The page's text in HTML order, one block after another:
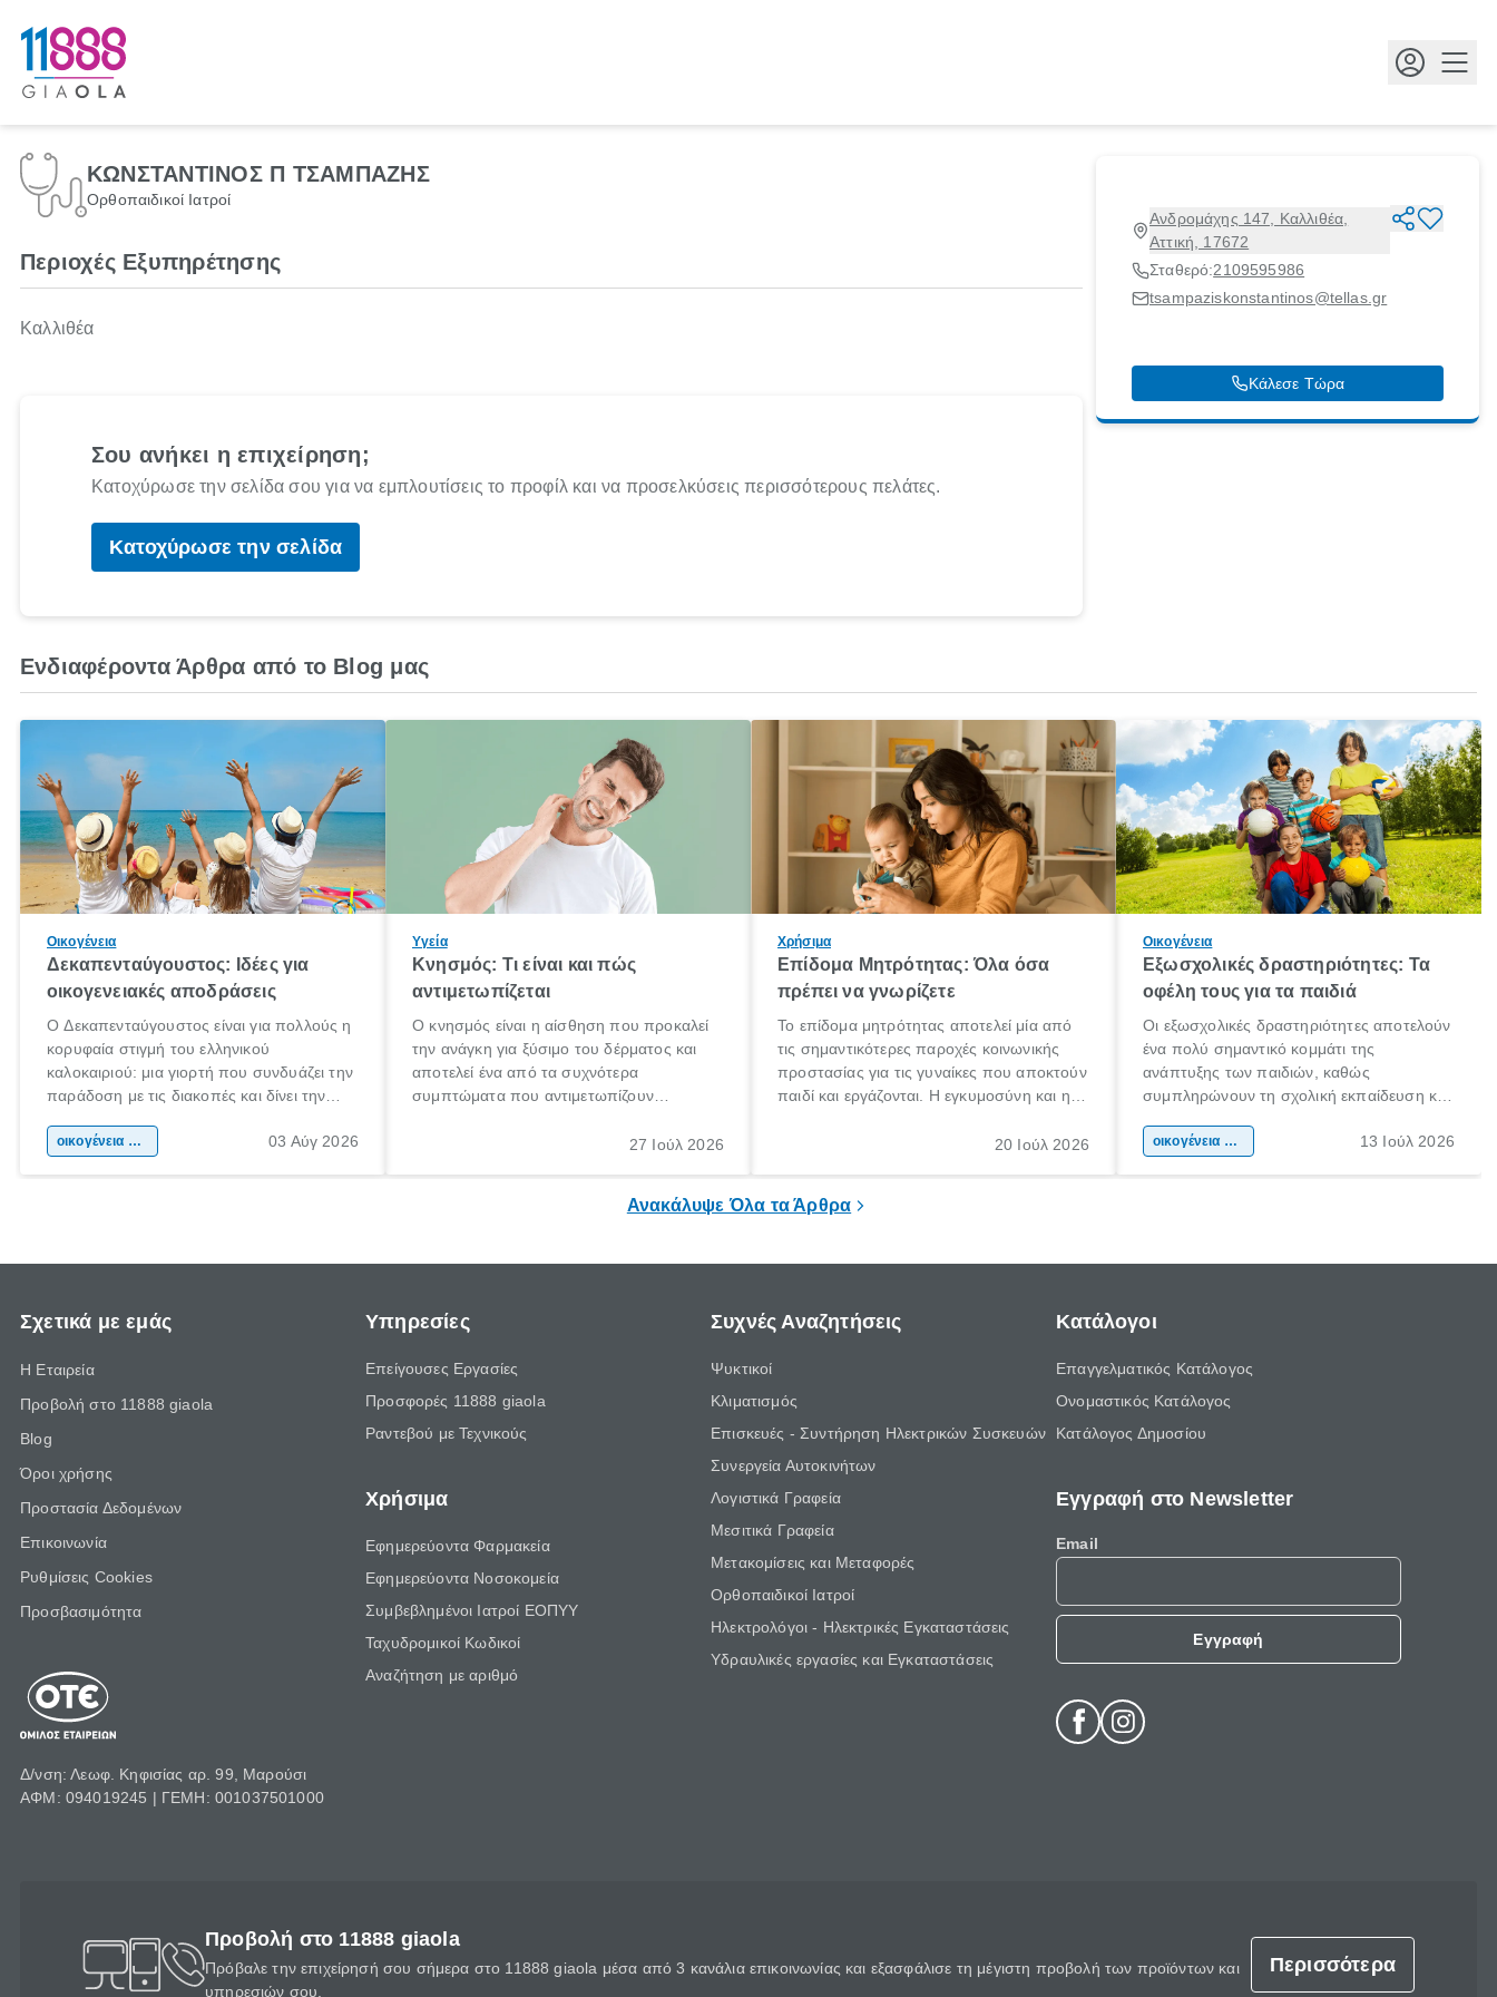
ΚΩΝΣΤΑΝΤΙΝΟΣ Π ΤΣΑΜΠΑΖΗΣ
Ορθοπαιδικοί Ιατροί
Ανδρομάχης 147, Καλλιθέα,
Αττική, 17672
Σταθερό:2109595986
tsampaziskonstantinos@tellas.gr
Κάλεσε Τώρα
Περιοχές Εξυπηρέτησης
Καλλιθέα
Σου ανήκει η επιχείρηση;
Κατοχύρωσε την σελίδα σου για να εμπλουτίσεις το προφίλ και να προσελκύσεις περισσότερους πελάτες.
Κατοχύρωσε την σελίδα
Ενδιαφέροντα Άρθρα από το Blog μας
Οικογένεια
Δεκαπενταύγουστος: Ιδέες για
οικογενειακές αποδράσεις
Ο Δεκαπενταύγουστος είναι για πολλούς η
κορυφαία στιγμή του ελληνικού
καλοκαιριού: μια γιορτή που συνδυάζει την
παράδοση με τις διακοπές και δίνει την
χώρας. Είτε πρόκειται για λίγες μέρες
οικογένεια & παιδί 03 Αύγ 2026
Υγεία
Κνησμός: Τι είναι και πώς
αντιμετωπίζεται
Ο κνησμός είναι η αίσθηση που προκαλεί
την ανάγκη για ξύσιμο του δέρματος και
αποτελεί ένα από τα συχνότερα
συμπτώματα που αντιμετωπίζουν
πληροφορίες για το «κνησμός τι είναι»,
27 Ιούλ 2026
Χρήσιμα
Επίδομα Μητρότητας: Όλα όσα
πρέπει να γνωρίζετε
Το επίδομα μητρότητας αποτελεί μία από
τις σημαντικότερες παροχές κοινωνικής
προστασίας για τις γυναίκες που αποκτούν
παιδί και εργάζονται. Η εγκυμοσύνη και η
σημαντική περίοδος στη ζωή κάθε20 Ιούλ 2026
Οικογένεια
Εξωσχολικές δραστηριότητες: Τα
οφέλη τους για τα παιδιά
Οι εξωσχολικές δραστηριότητες αποτελούν
ένα πολύ σημαντικό κομμάτι της
ανάπτυξης των παιδιών, καθώς
συμπληρώνουν τη σχολική εκπαίδευση και
της προσωπικότητας, της κοινωνικότητας
οικογένεια & παιδί 13 Ιούλ 2026
Ανακάλυψε Όλα τα Άρθρα
Σχετικά με εμάς
Η Εταιρεία
Προβολή στο 11888 giaola
Blog
Όροι χρήσης
Προστασία Δεδομένων
Επικοινωνία
Ρυθμίσεις Cookies
Προσβασιμότητα
Δ/νση: Λεωφ. Κηφισίας αρ. 99, Μαρούσι
ΑΦΜ: 094019245 | ΓΕΜΗ: 001037501000
Υπηρεσίες
Επείγουσες Εργασίες
Προσφορές 11888 giaola
Ραντεβού με Τεχνικούς
Χρήσιμα
Εφημερεύοντα Φαρμακεία
Εφημερεύοντα Νοσοκομεία
Συμβεβλημένοι Ιατροί ΕΟΠΥΥ
Ταχυδρομικοί Κωδικοί
Αναζήτηση με αριθμό
Συχνές Αναζητήσεις
Ψυκτικοί
Κλιματισμός
Επισκευές - Συντήρηση Ηλεκτρικών Συσκευών
Συνεργεία Αυτοκινήτων
Λογιστικά Γραφεία
Μεσιτικά Γραφεία
Μετακομίσεις και Μεταφορές
Ορθοπαιδικοί Ιατροί
Ηλεκτρολόγοι - Ηλεκτρικές Εγκαταστάσεις
Υδραυλικές εργασίες και Εγκαταστάσεις
Κατάλογοι
Επαγγελματικός Κατάλογος
Ονομαστικός Κατάλογος
Κατάλογος Δημοσίου
Εγγραφή στο Newsletter
Email
Εγγραφή
Προβολή στο 11888 giaola
Πρόβαλε την επιχείρησή σου σήμερα στο 11888 giaola μέσα από 3 κανάλια επικοινωνίας και εξασφάλισε τη μέγιστη προβολή των προϊόντων και
υπηρεσιών σου.
Περισσότερα